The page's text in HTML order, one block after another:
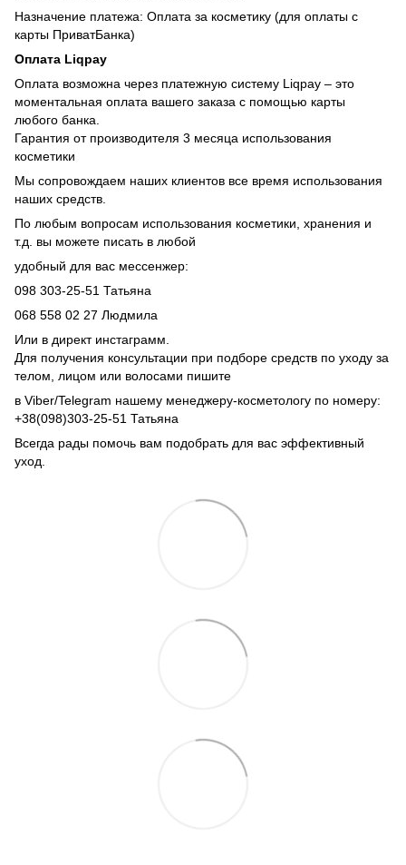
Назначение платежа: Оплата за косметику (для оплаты с
карты ПриватБанка)
Оплата Liqpay
Оплата возможна через платежную систему Liqpay – это
моментальная оплата вашего заказа с помощью карты
любого банка.
Гарантия от производителя 3 месяца использования
косметики
Мы сопровождаем наших клиентов все время использования
наших средств.
По любым вопросам использования косметики, хранения и
т.д. вы можете писать в любой
удобный для вас мессенжер:
098 303-25-51 Татьяна
068 558 02 27 Людмила
Или в директ инстаграмм.
Для получения консультации при подборе средств по уходу за
телом, лицом или волосами пишите
в Viber/Telegram нашему менеджеру-косметологу по номеру:
+38(098)303-25-51 Татьяна
Всегда рады помочь вам подобрать для вас эффективный
уход.